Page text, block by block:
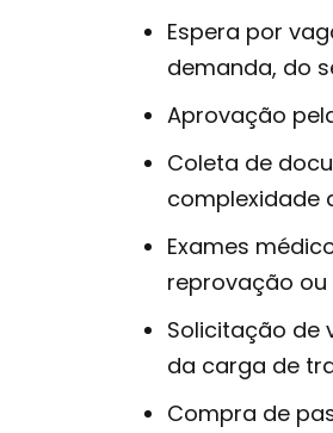
Espera por
demanda, do
Aprovação
Coleta de
complexidade
Exames
reprovação ou
Solicitação de
da carga de
Compra de